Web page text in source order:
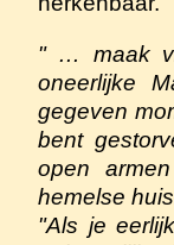
" … maak
oneerlijke
gegeven
bent
open
hemelse
"Als je